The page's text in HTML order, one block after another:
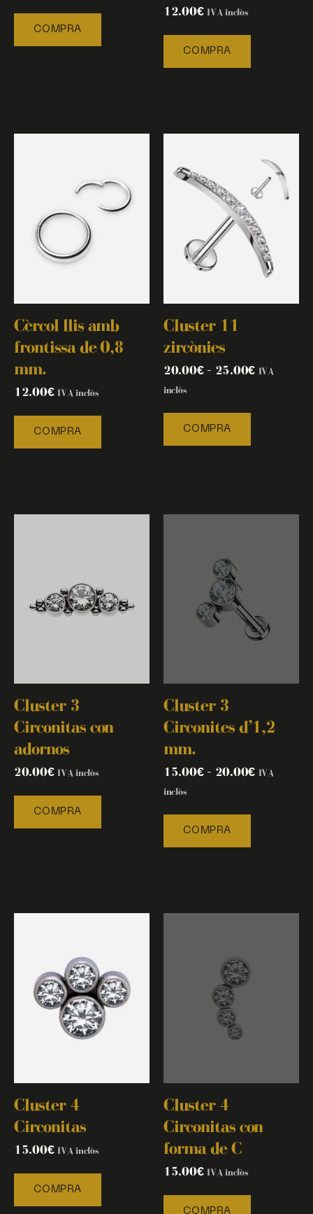
COMPRA
12.00€ IVA inclòs
COMPRA
Cèrcol llis amb
frontissa de 0,8
mm.
12.00€ IVA inclòs
COMPRA
Cluster 11
zircònies
20.00€– 25.00€ IVA
inclòs
COMPRA
Cluster 3
Circonitas con
adornos
20.00€ IVA inclòs
COMPRA
Cluster 3
Circonites d’1,2
mm.
15.00€– 20.00€ IVA
inclòs
COMPRA
Cluster 4
Circonitas
15.00€ IVA inclòs
COMPRA
Cluster 4
Circonitas con
forma de C
15.00€ IVA inclòs
COMPRA